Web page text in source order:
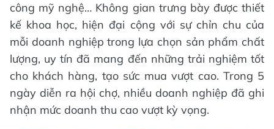
công mỹ nghệ… Không gian trưng bày được thiết
kế khoa học, hiện đại cộng với sự chỉn chu của
mỗi doanh nghiệp trong lựa chọn sản phẩm chất
lượng, uy tín đã mang đến những trải nghiệm tốt
cho khách hàng, tạo sức mua vượt cao. Trong 5
ngày diễn ra hội chợ, nhiều doanh nghiệp đã ghi
nhận mức doanh thu cao vượt kỳ vọng.